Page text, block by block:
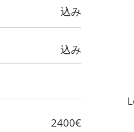
込み
込み
2400€